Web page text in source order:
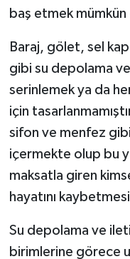
baş etmek mümkün
Baraj, gölet, sel
gibi su depolama
serinlemek ya da
için
sifon ve menfez gibi
içermekte olup bu
maksatla giren
hayatını
Su depolama ve
birimlerine görece